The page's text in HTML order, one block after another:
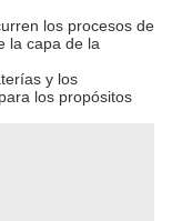
los procesos de
la capa de la
y los
los propósitos